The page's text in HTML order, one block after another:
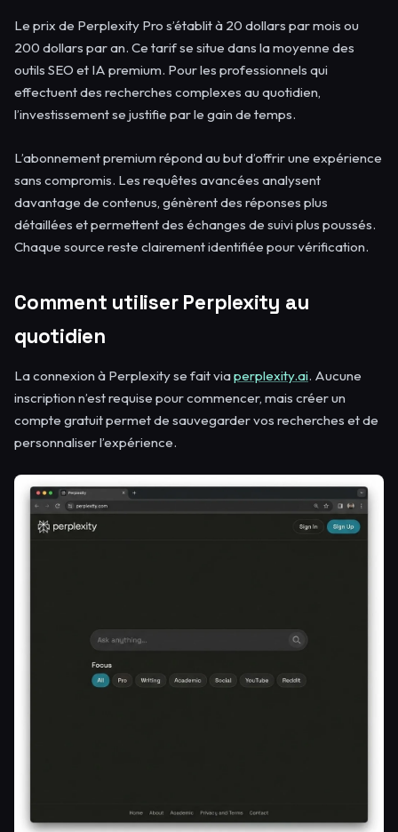
Le prix de Perplexity Pro s’établit à 20 dollars par mois ou
200 dollars par an. Ce tarif se situe dans la moyenne des
outils SEO et IA premium. Pour les professionnels qui
effectuent des recherches complexes au quotidien,
l’investissement se justifie par le gain de temps.
L’abonnement premium répond au but d’offrir une expérience
sans compromis. Les requêtes avancées analysent
davantage de contenus, génèrent des réponses plus
détaillées et permettent des échanges de suivi plus poussés.
Chaque source reste clairement identifiée pour vérification.
Comment utiliser Perplexity au
quotidien
La connexion à Perplexity se fait viaperplexity.ai. Aucune
inscription n’est requise pour commencer, mais créer un
compte gratuit permet de sauvegarder vos recherches et de
personnaliser l’expérience.